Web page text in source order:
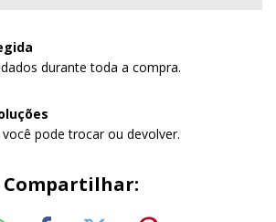
durante toda a compra.
pode trocar ou devolver.
Compartilhar: